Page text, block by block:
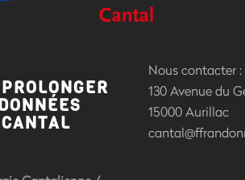
Nous contacter :
130 Avenue du
15000 Aurillac